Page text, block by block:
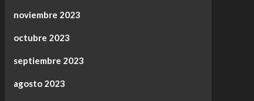
noviembre 2023
octubre 2023
septiembre 2023
agosto 2023